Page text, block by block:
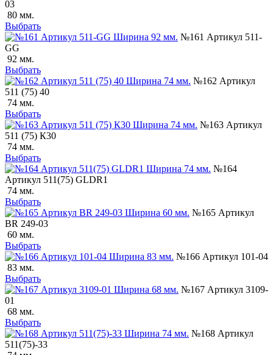
03
80 мм.
Выбрать
№161 Артикул 511-
GG
92 мм.
Выбрать
№162 Артикул
511 (75) 40
74 мм.
Выбрать
№163 Артикул
511 (75) К30
74 мм.
Выбрать
№164
Артикул 511(75) GLDR1
74 мм.
Выбрать
№165 Артикул
BR 249-03
60 мм.
Выбрать
№166 Артикул 101-04
83 мм.
Выбрать
№167 Артикул 3109-
01
68 мм.
Выбрать
№168 Артикул
511(75)-33